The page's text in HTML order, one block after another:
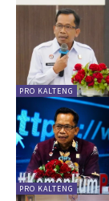
PRO KALTENG
PRO KALTENG